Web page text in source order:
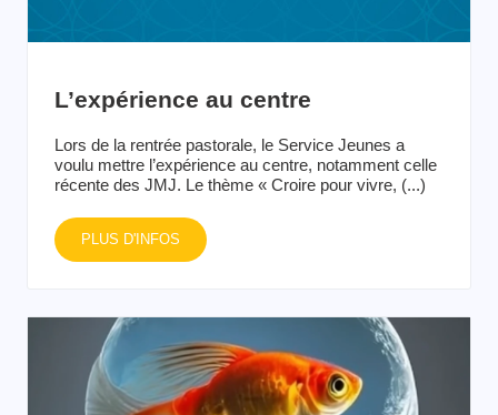
L’expérience au centre
Lors de la rentrée pastorale, le Service Jeunes a
voulu mettre l’expérience au centre, notamment celle
récente des JMJ. Le thème « Croire pour vivre, (...)
PLUS D'INFOS